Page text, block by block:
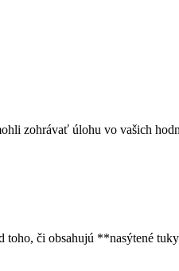
zohrávať úlohu vo vašich
toho, či obsahujú **nasýtené